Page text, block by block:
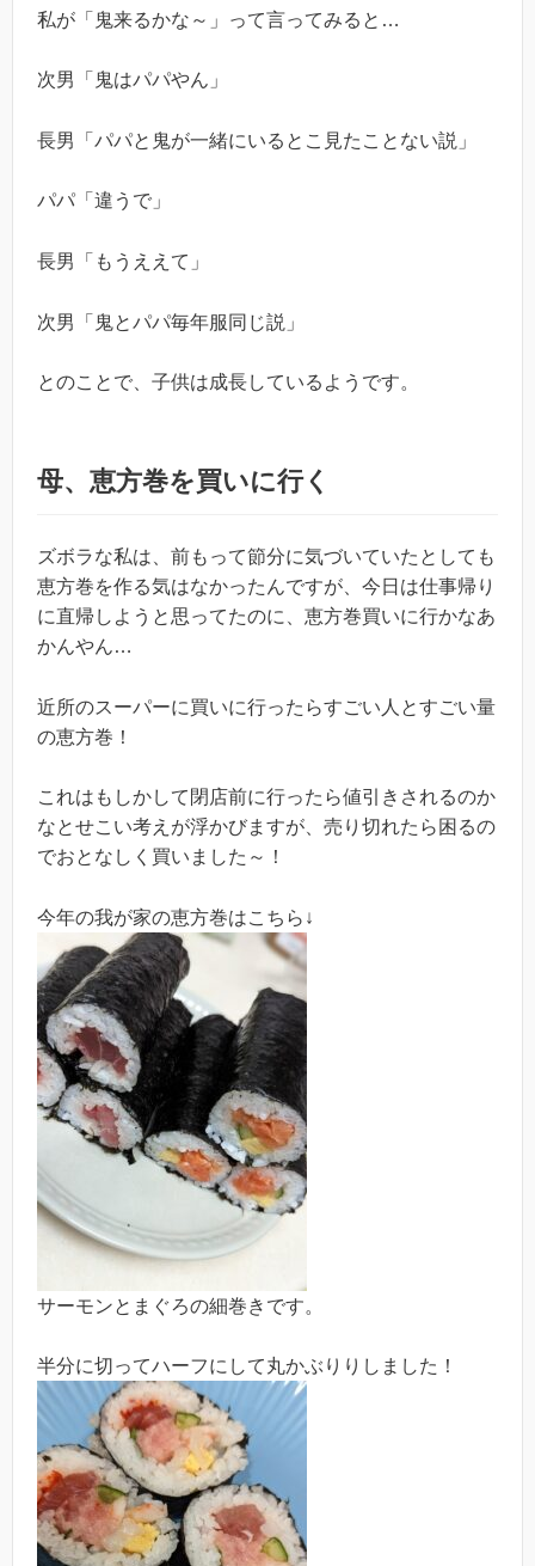
私が「鬼来るかな～」って言ってみると…
次男「鬼はパパやん」
長男「パパと鬼が一緒にいるとこ見たことない説」
パパ「違うで」
長男「もうええて」
次男「鬼とパパ毎年服同じ説」
とのことで、子供は成長しているようです。
母、恵方巻を買いに行く
ズボラな私は、前もって節分に気づいていたとしても
恵方巻を作る気はなかったんですが、今日は仕事帰り
に直帰しようと思ってたのに、恵方巻買いに行かなあ
かんやん…
近所のスーパーに買いに行ったらすごい人とすごい量
の恵方巻！
これはもしかして閉店前に行ったら値引きされるのか
なとせこい考えが浮かびますが、売り切れたら困るの
でおとなしく買いました～！
今年の我が家の恵方巻はこちら↓
サーモンとまぐろの細巻きです。
半分に切ってハーフにして丸かぶりりしました！